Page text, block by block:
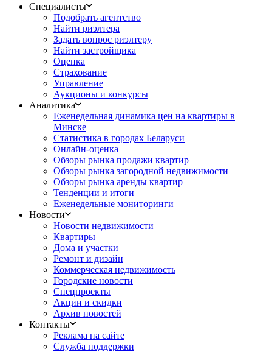
Специалисты
Подобрать агентство
Найти риэлтера
Задать вопрос риэлтеру
Найти застройщика
Оценка
Страхование
Управление
Аукционы и конкурсы
Аналитика
Еженедельная динамика цен на квартиры в
Минске
Статистика в городах Беларуси
Онлайн-оценка
Обзоры рынка продажи квартир
Обзоры рынка загородной недвижимости
Обзоры рынка аренды квартир
Тенденции и итоги
Еженедельные мониторинги
Новости
Новости недвижимости
Квартиры
Дома и участки
Ремонт и дизайн
Коммерческая недвижимость
Городские новости
Спецпроекты
Акции и скидки
Архив новостей
Контакты
Реклама на сайте
Служба поддержки